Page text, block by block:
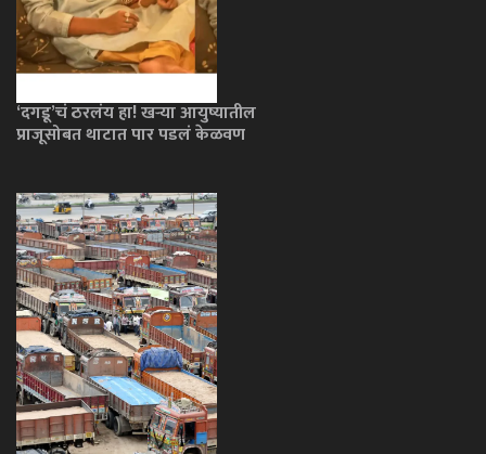
‘दगडू’चं ठरलंय हा! खऱ्या आयुष्यातील
प्राजूसोबत थाटात पार पडलं केळवण